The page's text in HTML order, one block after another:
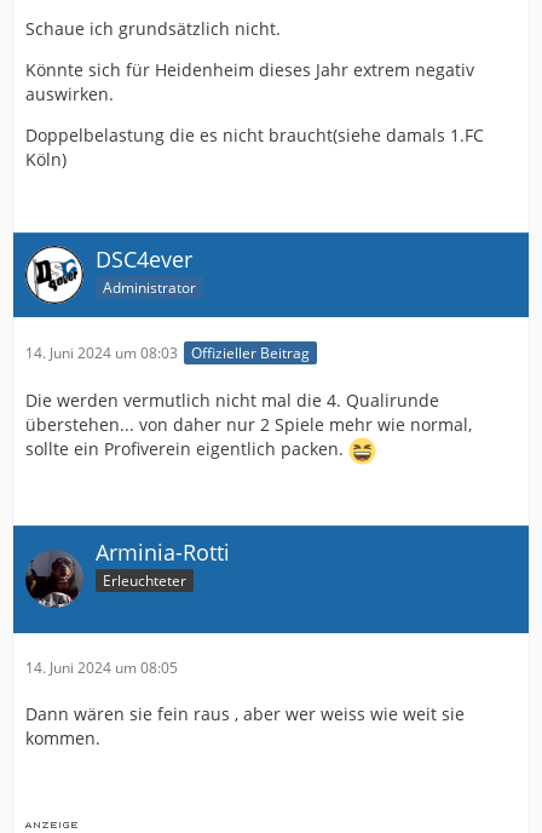
Schaue ich grundsätzlich nicht.
Könnte sich für Heidenheim dieses Jahr extrem negativ
auswirken.
Doppelbelastung die es nicht braucht(siehe damals 1.FC
Köln)
DSC4ever
Administrator
14. Juni 2024 um 08:03 Offizieller Beitrag
Die werden vermutlich nicht mal die 4. Qualirunde
überstehen... von daher nur 2 Spiele mehr wie normal,
sollte ein Profiverein eigentlich packen.
Arminia-Rotti
Erleuchteter
14. Juni 2024 um 08:05
Dann wären sie fein raus , aber wer weiss wie weit sie
kommen.